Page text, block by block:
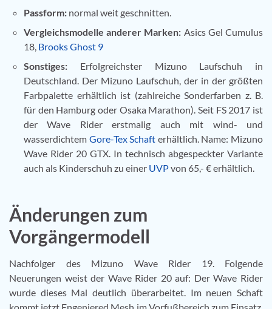
Passform: normal weit geschnitten.
Vergleichsmodelle anderer Marken: Asics Gel Cumulus
18, Brooks Ghost 9
Sonstiges: Erfolgreichster Mizuno Laufschuh in
Deutschland. Der Mizuno Laufschuh, der in der größten
Farbpalette erhältlich ist (zahlreiche Sonderfarben z. B.
für den Hamburg oder Osaka Marathon). Seit FS 2017 ist
der Wave Rider erstmalig auch mit wind- und
wasserdichtem Gore-Tex Schaft erhältlich. Name: Mizuno
Wave Rider 20 GTX. In technisch abgespeckter Variante
auch als Kinderschuh zu einer UVPvon 65,- € erhältlich.
Änderungen zum
Vorgängermodell
Nachfolger des Mizuno Wave Rider 19. Folgende
Neuerungen weist der Wave Rider 20 auf: Der Wave Rider
wurde dieses Mal deutlich überarbeitet. Im neuen Schaft